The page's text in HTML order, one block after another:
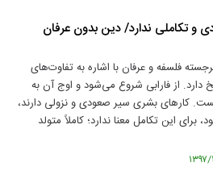
تکاملی ندارد/ دین بدون عرفان
فلسفه و عرفان با اشاره به تفاوت‌های
دارد. از فارابی شروع می‌شود و اوج آن به
کارهای بشری سیر صعودی و نزولی دارند،
برای این تکامل معنا ندارد؛ کاملاً متولد